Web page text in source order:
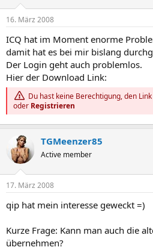
16. März 2008
ICQ hat im Moment enorme
damit hat es bei mir bislang
Der Login geht auch problemlos.
Hier der Download Link:
Du hast keine Berechtigung, den
oder Registrieren
TGMeenzer85
Active member
17. März 2008
qip hat mein interesse geweckt =)
Kurze Frage: Kann man auch die
übernehmen?